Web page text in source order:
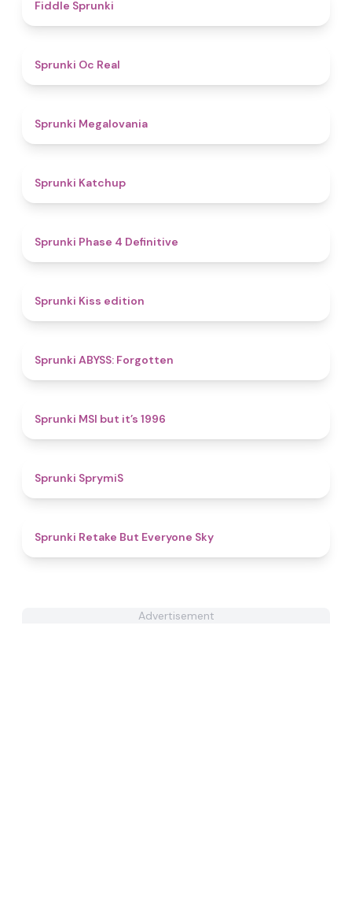
Fiddle Sprunki
Sprunki Oc Real
Sprunki Megalovania
Sprunki Katchup
Sprunki Phase 4 Definitive
Sprunki Kiss edition
Sprunki ABYSS: Forgotten
Sprunki MSI but it’s 1996
Sprunki SprymiS
Sprunki Retake But Everyone Sky
Advertisement